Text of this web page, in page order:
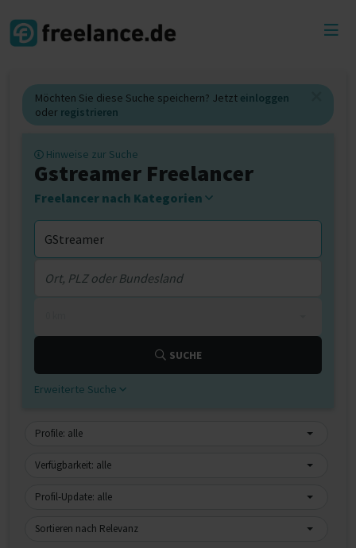
Möchten Sie diese Suche speichern? Jetzt einloggen
oder registrieren
Hinweise zur Suche
Gstreamer Freelancer
Freelancer nach Kategorien
SUCHE
Erweiterte Suche
Profile: alle
Verfügbarkeit: alle
Profil-Update: alle
Sortieren nach Relevanz